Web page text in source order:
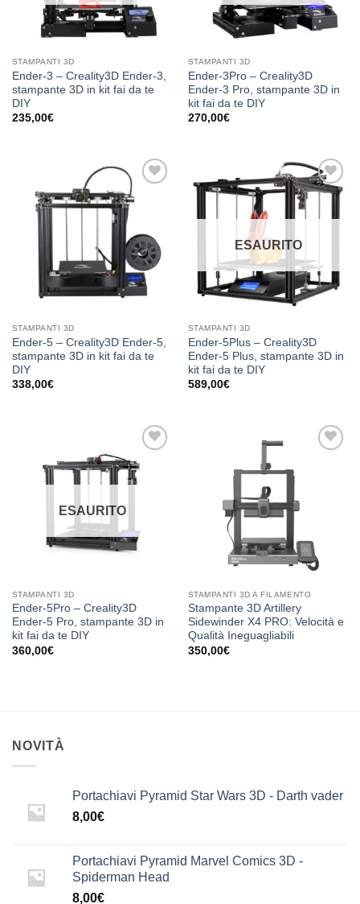
STAMPANTI 3D
Ender-3 – Creality3D Ender-3,
stampante 3D in kit fai da te
DIY
235,00€
STAMPANTI 3D
Ender-3Pro – Creality3D
Ender-3 Pro, stampante 3D in
kit fai da te DIY
270,00€
Aggiungi
alla lista
STAMPANTI 3D
Ender-5 – Creality3D Ender-5,
stampante 3D in kit fai da te
DIY
338,00€
Aggiungi
alla lista
dei
ESAURITO
STAMPANTI 3D
Ender-5Plus – Creality3D
Ender-5 Plus, stampante 3D in
kit fai da te DIY
589,00€
Aggiungi
alla lista
ESAURITO
STAMPANTI 3D
Ender-5Pro – Creality3D
Ender-5 Pro, stampante 3D in
kit fai da te DIY
360,00€
STAMPANTI 3D A FILAMENTO
Stampante 3D Artillery
Sidewinder X4 PRO: Velocità e
Qualità Ineguagliabili
350,00€
NOVITÀ
Portachiavi Pyramid Star Wars 3D - Darth vader
8,00€
Portachiavi Pyramid Marvel Comics 3D -
Spiderman Head
8,00€